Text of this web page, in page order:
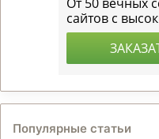
Популярные статьи